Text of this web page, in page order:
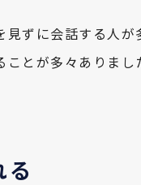
ずに会話する人が
とが多々ありまし